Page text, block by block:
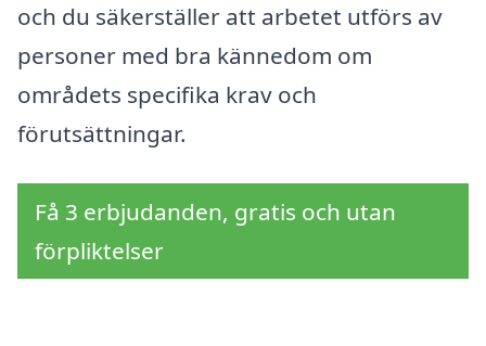
och du säkerställer att arbetet utförs av
personer med bra kännedom om
områdets specifika krav och
förutsättningar.
Få 3 erbjudanden, gratis och utan
förpliktelser